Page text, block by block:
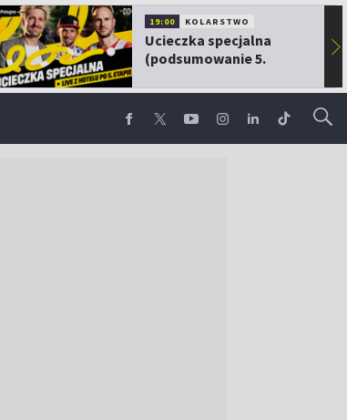
19:00 KOLARSTWO
Ucieczka specjalna
(podsumowanie 5.
▶